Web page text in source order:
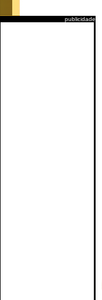
publicidade